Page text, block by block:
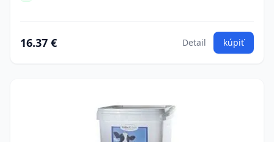
16.37 € Detail kúpiť